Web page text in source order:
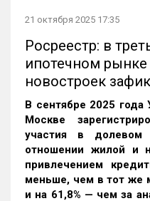
21 октября 2025 17:35
Росреестр: в
ипотечном
новостроек
В сентябре 2025 года
Москве
участия в долевом
отношении жилой и
привлечением
меньше, чем в тот же
и на 61,8% — чем за